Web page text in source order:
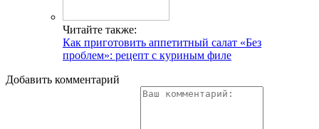
Читайте также:
Как приготовить аппетитный салат «Без
проблем»: рецепт с куриным филе
Добавить комментарий